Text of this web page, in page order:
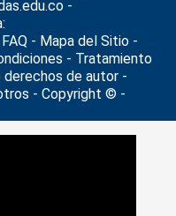
Universitaria de la U. de
-
FAQ - Mapa del Sitio -
- Tratamiento
de autor -
- Copyright © -